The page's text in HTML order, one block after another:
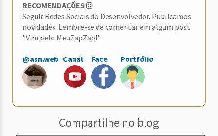
RECOMENDAÇÕES
Seguir Redes Sociais do Desenvolvedor. Publicamos
novidades. Lembre-se de comentar em algum post
"Vim pelo MeuZapZap!"
@asn.web Canal Face Portfólio
Compartilhe no blog